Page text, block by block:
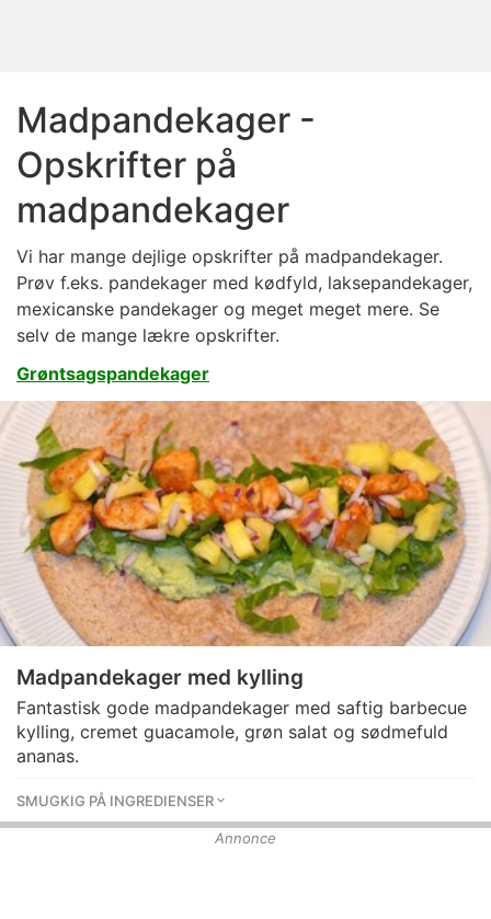
Madpandekager -
Opskrifter på
madpandekager
Vi har mange dejlige opskrifter på madpandekager.
Prøv f.eks. pandekager med kødfyld, laksepandekager,
mexicanske pandekager og meget meget mere. Se
selv de mange lækre opskrifter.
Grøntsagspandekager
Madpandekager med kylling
Fantastisk gode madpandekager med saftig barbecue
kylling, cremet guacamole, grøn salat og sødmefuld
ananas.
SMUGKIG PÅ INGREDIENSER
Annonce